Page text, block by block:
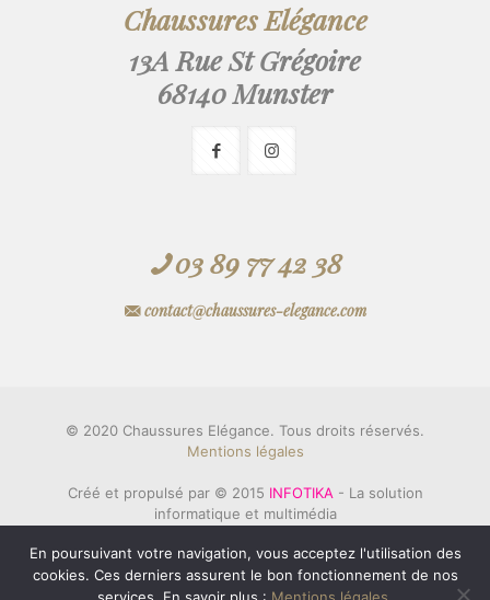
Chaussures Elégance
13A Rue St Grégoire
68140 Munster
03 89 77 42 38
contact@chaussures-elegance.com
© 2020 Chaussures Elégance. Tous droits réservés.
Mentions légales
Créé et propulsé par © 2015 INFOTIKA- La solution
informatique et multimédia
eCommerce en Alsace
En poursuivant votre navigation, vous acceptez l'utilisation des
cookies. Ces derniers assurent le bon fonctionnement de nos